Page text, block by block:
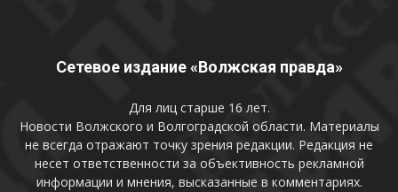
Сетевое издание «Волжская правда»
Для лиц старше 16 лет.
Новости Волжского и Волгоградской области. Материалы
не всегда отражают точку зрения редакции. Редакция не
несет ответственности за объективность рекламной
информации и мнения, высказанные в комментариях.